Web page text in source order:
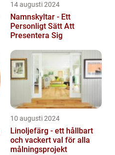
14 augusti 2024
Namnskyltar - Ett
Personligt Sätt Att
Presentera Sig
10 augusti 2024
Linoljefärg - ett hållbart
och vackert val för alla
målningsprojekt